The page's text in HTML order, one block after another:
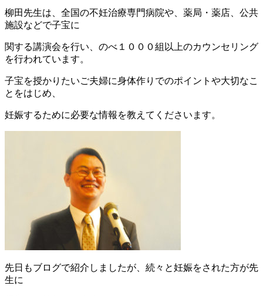
柳田先生は、全国の不妊治療専門病院や、薬局・薬店、公共
施設などで子宝に
関する講演会を行い、のべ１０００組以上のカウンセリング
を行われています。
子宝を授かりたいご夫婦に身体作りでのポイントや大切なこ
とをはじめ、
妊娠するために必要な情報を教えてくださいます。
先日もブログで紹介しましたが、続々と妊娠をされた方が先
生に